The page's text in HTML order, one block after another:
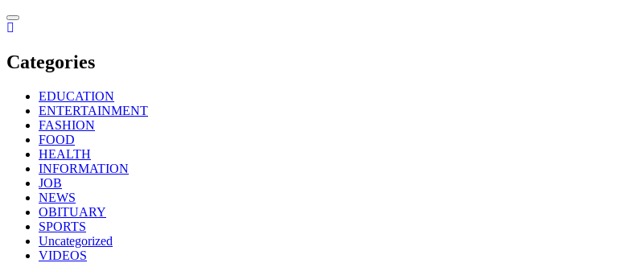
Skip
to
Categories
EDUCATION
ENTERTAINMENT
FASHION
FOOD
HEALTH
INFORMATION
JOB
NEWS
OBITUARY
SPORTS
Uncategorized
VIDEOS